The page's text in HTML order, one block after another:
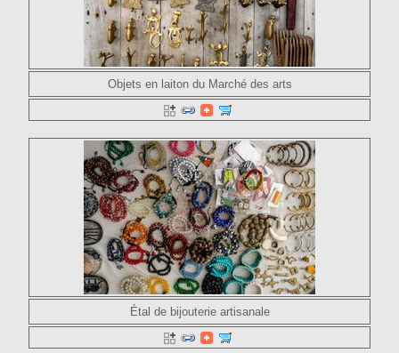
Objets en laiton du Marché des arts
Étal de bijouterie artisanale